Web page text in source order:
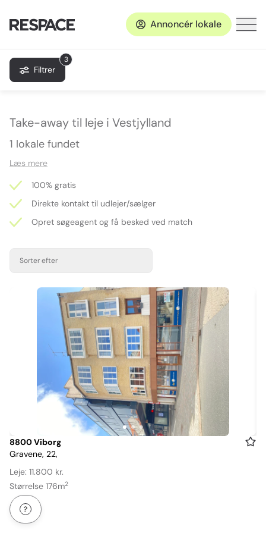
Annoncér lokale
3
Filtrer
Take-away til leje i Vestjylland
1 lokale fundet
Læs mere
100% gratis
Direkte kontakt til udlejer/sælger
Opret søgeagent og få besked ved match
Sorter efter
Item
1
of
3
8800 Viborg
Gravene, 22,
Leje: 11.800 kr.
Størrelse 176m2